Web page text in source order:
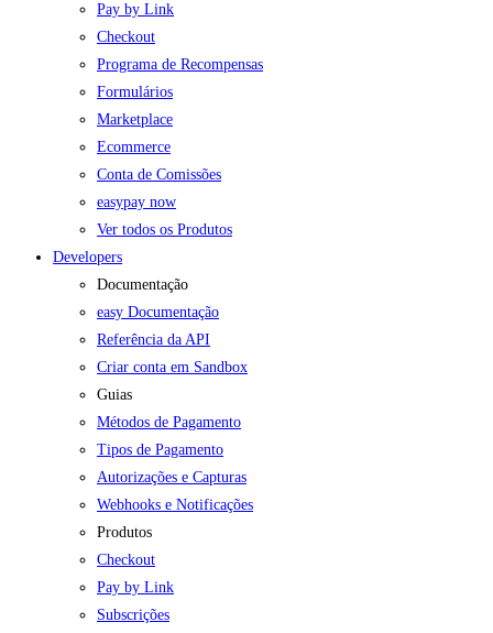
Pay by Link
Checkout
Programa de Recompensas
Formulários
Marketplace
Ecommerce
Conta de Comissões
easypay now
Ver todos os Produtos
Developers
Documentação
easy Documentação
Referência da API
Criar conta em Sandbox
Guias
Métodos de Pagamento
Tipos de Pagamento
Autorizações e Capturas
Webhooks e Notificações
Produtos
Checkout
Pay by Link
Subscrições